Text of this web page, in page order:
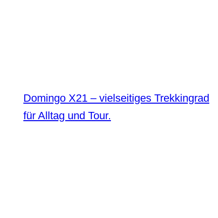
Domingo X21 – vielseitiges Trekkingrad
für Alltag und Tour.